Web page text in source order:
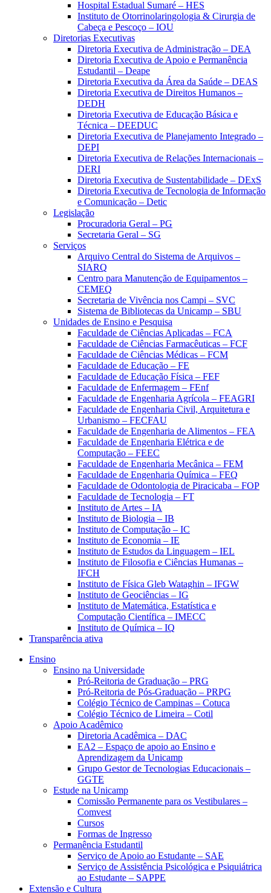
Hospital Estadual Sumaré – HES
Instituto de Otorrinolaringologia & Cirurgia de
Cabeça e Pescoço – IOU
Diretorias Executivas
Diretoria Executiva de Administração – DEA
Diretoria Executiva de Apoio e Permanência
Estudantil – Deape
Diretoria Executiva da Área da Saúde – DEAS
Diretoria Executiva de Direitos Humanos –
DEDH
Diretoria Executiva de Educação Básica e
Técnica – DEEDUC
Diretoria Executiva de Planejamento Integrado –
DEPI
Diretoria Executiva de Relações Internacionais –
DERI
Diretoria Executiva de Sustentabilidade – DExS
Diretoria Executiva de Tecnologia de Informação
e Comunicação – Detic
Legislação
Procuradoria Geral – PG
Secretaria Geral – SG
Serviços
Arquivo Central do Sistema de Arquivos –
SIARQ
Centro para Manutenção de Equipamentos –
CEMEQ
Secretaria de Vivência nos Campi – SVC
Sistema de Bibliotecas da Unicamp – SBU
Unidades de Ensino e Pesquisa
Faculdade de Ciências Aplicadas – FCA
Faculdade de Ciências Farmacêuticas – FCF
Faculdade de Ciências Médicas – FCM
Faculdade de Educação – FE
Faculdade de Educação Física – FEF
Faculdade de Enfermagem – FEnf
Faculdade de Engenharia Agrícola – FEAGRI
Faculdade de Engenharia Civil, Arquitetura e
Urbanismo – FECFAU
Faculdade de Engenharia de Alimentos – FEA
Faculdade de Engenharia Elétrica e de
Computação – FEEC
Faculdade de Engenharia Mecânica – FEM
Faculdade de Engenharia Química – FEQ
Faculdade de Odontologia de Piracicaba – FOP
Faculdade de Tecnologia – FT
Instituto de Artes – IA
Instituto de Biologia – IB
Instituto de Computação – IC
Instituto de Economia – IE
Instituto de Estudos da Linguagem – IEL
Instituto de Filosofia e Ciências Humanas –
IFCH
Instituto de Física Gleb Wataghin – IFGW
Instituto de Geociências – IG
Instituto de Matemática, Estatística e
Computação Científica – IMECC
Instituto de Química – IQ
Transparência ativa
Ensino
Ensino na Universidade
Pró-Reitoria de Graduação – PRG
Pró-Reitoria de Pós-Graduação – PRPG
Colégio Técnico de Campinas – Cotuca
Colégio Técnico de Limeira – Cotil
Apoio Acadêmico
Diretoria Acadêmica – DAC
EA2 – Espaço de apoio ao Ensino e
Aprendizagem da Unicamp
Grupo Gestor de Tecnologias Educacionais –
GGTE
Estude na Unicamp
Comissão Permanente para os Vestibulares –
Comvest
Cursos
Formas de Ingresso
Permanência Estudantil
Serviço de Apoio ao Estudante – SAE
Serviço de Assistência Psicológica e Psiquiátrica
ao Estudante – SAPPE
Extensão e Cultura